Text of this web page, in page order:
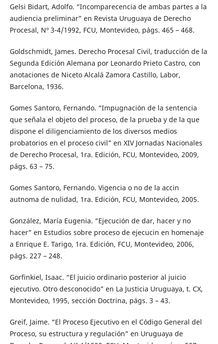
Gelsi Bidart, Adolfo. “Incomparecencia de ambas partes a la
audiencia preliminar” en Revista Uruguaya de Derecho
Procesal, Nº 3-4/1992, FCU, Montevideo, págs. 465 – 468.
Goldschmidt, James. Derecho Procesal Civil, traducción de la
Segunda Edición Alemana por Leonardo Prieto Castro, con
anotaciones de Niceto Alcalá Zamora Castillo, Labor,
Barcelona, 1936.
Gomes Santoro, Fernando. “Impugnación de la sentencia
que señala el objeto del proceso, de la prueba y de la que
dispone el diligenciamiento de los diversos medios
probatorios en el proceso civil” en XIV Jornadas Nacionales
de Derecho Procesal, 1ra. Edición, FCU, Montevideo, 2009,
págs. 63 – 75.
Gomes Santoro, Fernando. Vigencia o no de la accin
autnoma de nulidad, 1ra. Edición, FCU, Montevideo, 2005.
González, María Eugenia. “Ejecución de dar, hacer y no
hacer” en Estudios sobre proceso de ejecucin en homenaje
a Enrique E. Tarigo, 1ra. Edición, FCU, Montevideo, 2006,
págs. 227 – 248.
Gorfinkiel, Isaac. “El juicio ordinario posterior al juicio
ejecutivo. Otro desconocido” en La Justicia Uruguaya, t. CX,
Montevideo, 1995, sección Doctrina, págs. 3 – 43.
Greif, Jaime. “El Proceso Ejecutivo en el Código General del
Proceso, su estructura y regulación” en Uruguaya de